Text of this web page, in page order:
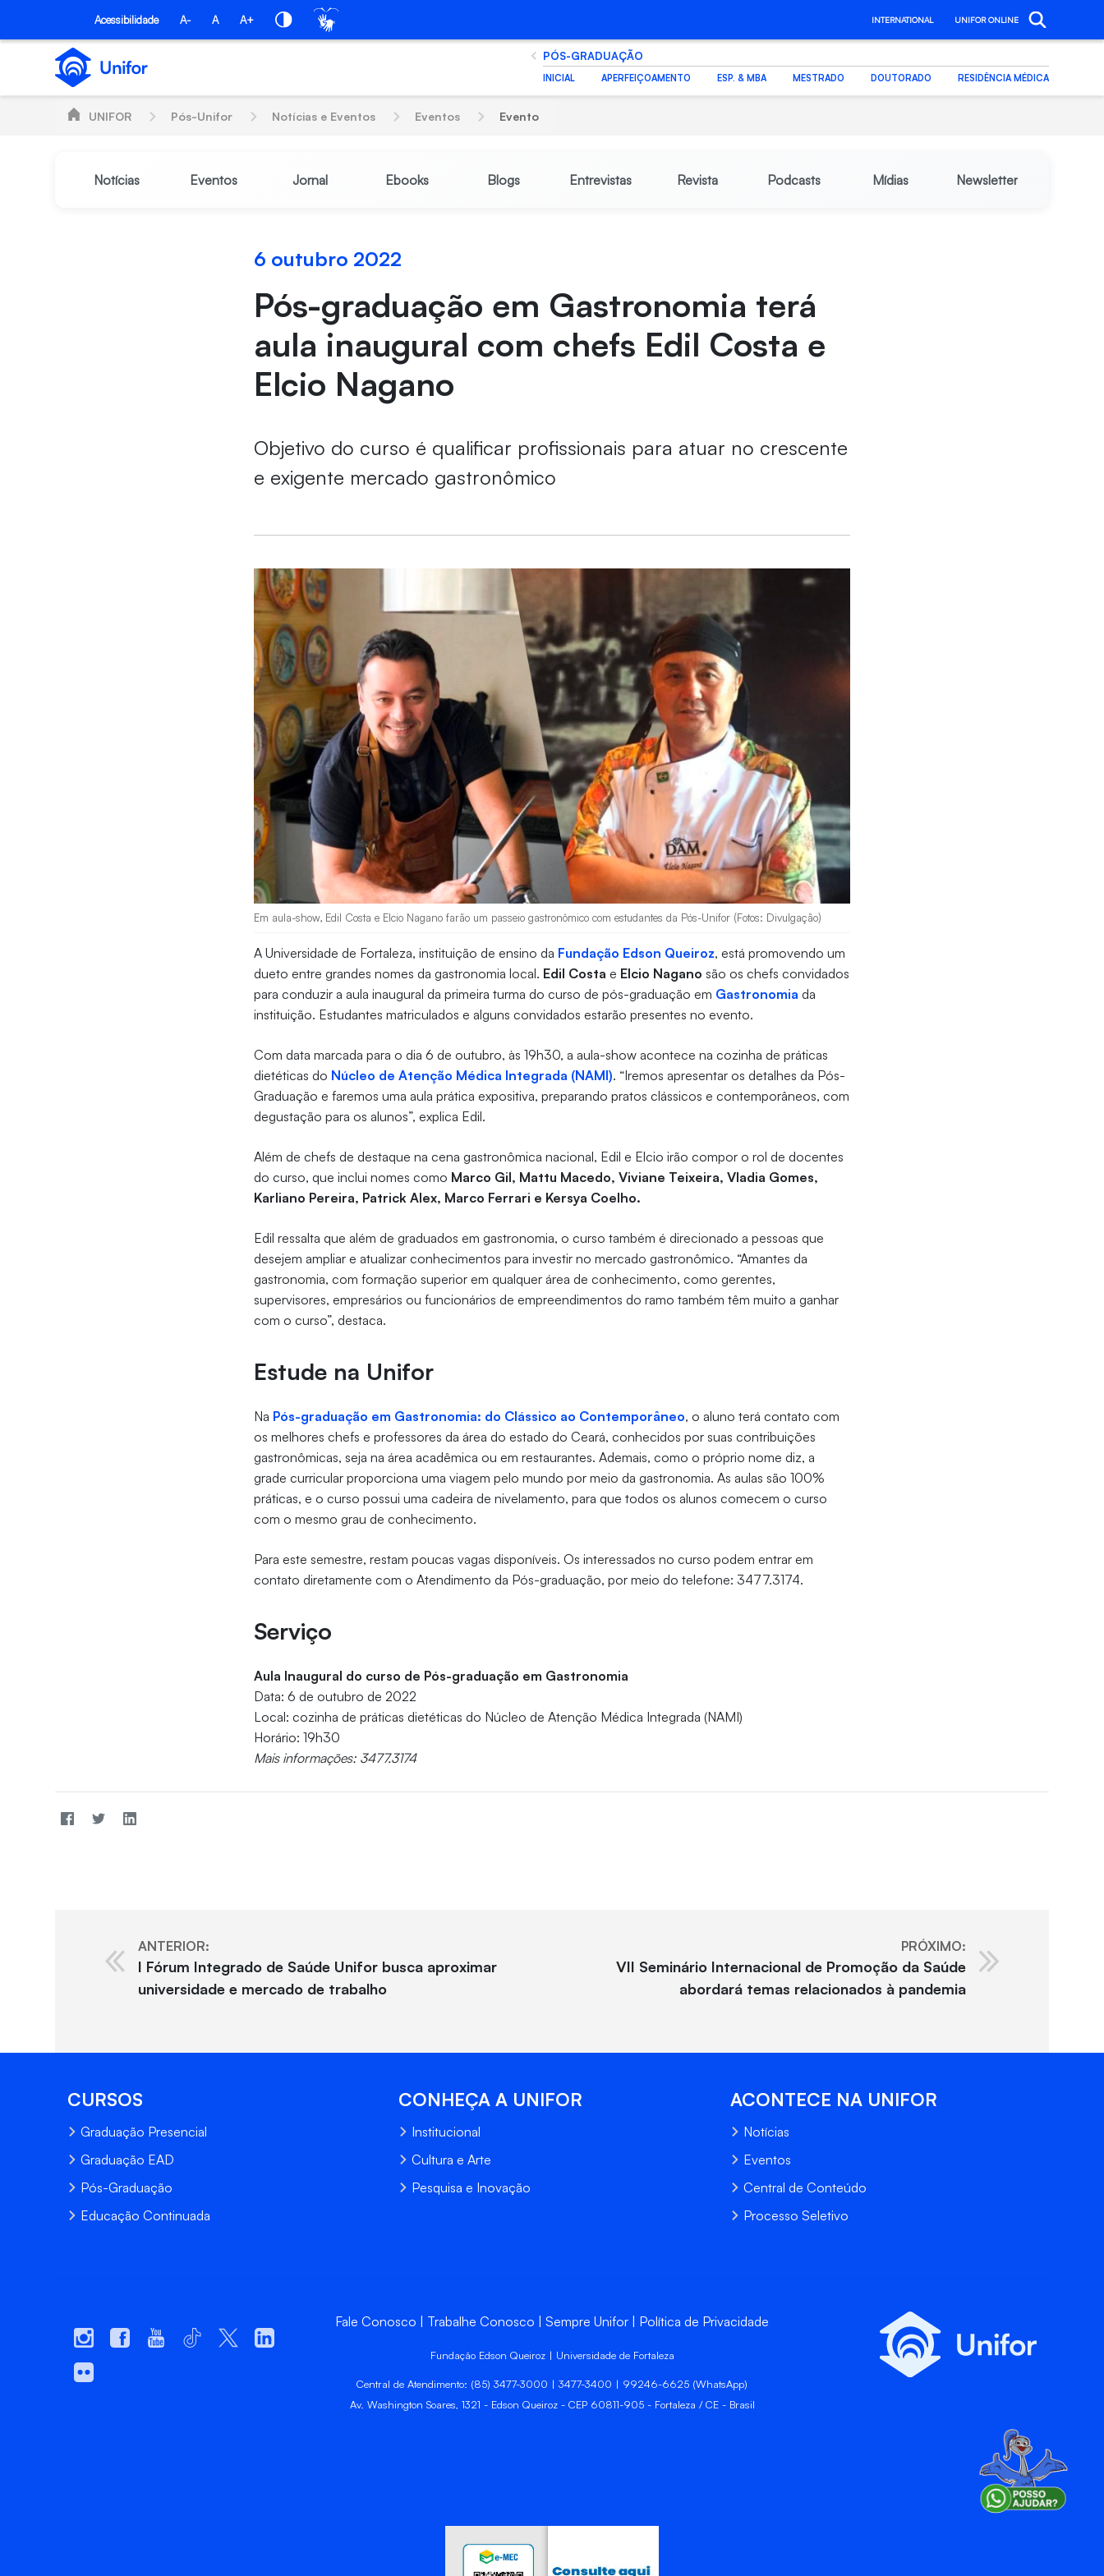
Pular para o Conteúdo principal
Acessibilidade A- A A+ INTERNATIONAL UNIFOR ONLINE
PÓS-GRADUAÇÃO
INICIAL APERFEIÇOAMENTO ESP. & MBA MESTRADO DOUTORADO RESIDÊNCIA MÉDICA
UNIFOR Pós-Unifor Notícias e Eventos Eventos Evento
Notícias Eventos Jornal Ebooks Blogs Entrevistas Revista Podcasts Mídias Newsletter
6 outubro 2022
Pós-graduação em Gastronomia terá
aula inaugural com chefs Edil Costa e
Elcio Nagano
Objetivo do curso é qualificar profissionais para atuar no crescente
e exigente mercado gastronômico
Em aula-show, Edil Costa e Elcio Nagano farão um passeio gastronômico com estudantes da Pós-Unifor (Fotos: Divulgação)
A Universidade de Fortaleza, instituição de ensino da Fundação Edson Queiroz, está promovendo um
dueto entre grandes nomes da gastronomia local. Edil Costae Elcio Nagano são os chefs convidados
para conduzir a aula inaugural da primeira turma do curso de pós-graduação em Gastronomia da
instituição. Estudantes matriculados e alguns convidados estarão presentes no evento.
Com data marcada para o dia 6 de outubro, às 19h30, a aula-show acontece na cozinha de práticas
dietéticas do Núcleo de Atenção Médica Integrada (NAMI). “Iremos apresentar os detalhes da Pós-
Graduação e faremos uma aula prática expositiva, preparando pratos clássicos e contemporâneos, com
degustação para os alunos”, explica Edil.
Além de chefs de destaque na cena gastronômica nacional, Edil e Elcio irão compor o rol de docentes
do curso, que inclui nomes como Marco Gil, Mattu Macedo, Viviane Teixeira, Vladia Gomes,
Karliano Pereira, Patrick Alex, Marco Ferrari e Kersya Coelho.
Edil ressalta que além de graduados em gastronomia, o curso também é direcionado a pessoas que
desejem ampliar e atualizar conhecimentos para investir no mercado gastronômico. “Amantes da
gastronomia, com formação superior em qualquer área de conhecimento, como gerentes,
supervisores, empresários ou funcionários de empreendimentos do ramo também têm muito a ganhar
com o curso”, destaca.
Estude na Unifor
Na Pós-graduação em Gastronomia: do Clássico ao Contemporâneo, o aluno terá contato com
os melhores chefs e professores da área do estado do Ceará, conhecidos por suas contribuições
gastronômicas, seja na área acadêmica ou em restaurantes. Ademais, como o próprio nome diz, a
grade curricular proporciona uma viagem pelo mundo por meio da gastronomia. As aulas são 100%
práticas, e o curso possui uma cadeira de nivelamento, para que todos os alunos comecem o curso
com o mesmo grau de conhecimento.
Para este semestre, restam poucas vagas disponíveis. Os interessados no curso podem entrar em
contato diretamente com o Atendimento da Pós-graduação, por meio do telefone: 3477.3174.
Serviço
Aula Inaugural do curso de Pós-graduação em Gastronomia
Data: 6 de outubro de 2022
Local: cozinha de práticas dietéticas do Núcleo de Atenção Médica Integrada (NAMI)
Horário: 19h30
Mais informações: 3477.3174
ANTERIOR:
I Fórum Integrado de Saúde Unifor busca aproximar
universidade e mercado de trabalho
PRÓXIMO:
VII Seminário Internacional de Promoção da Saúde
abordará temas relacionados à pandemia
CURSOS
Graduação Presencial
Graduação EAD
Pós-Graduação
Educação Continuada
CONHEÇA A UNIFOR
Institucional
Cultura e Arte
Pesquisa e Inovação
ACONTECE NA UNIFOR
Notícias
Eventos
Central de Conteúdo
Processo Seletivo
Fale Conosco Trabalhe Conosco Sempre Unifor Política de Privacidade
Fundação Edson Queiroz | Universidade de Fortaleza
Central de Atendimento: (85) 3477-3000 | 3477-3400 | 99246-6625 (WhatsApp)
Av. Washington Soares, 1321 - Edson Queiroz - CEP 60811-905 - Fortaleza / CE - Brasil